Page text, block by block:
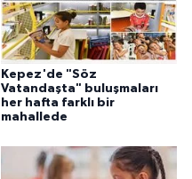
Kepez'de "Söz
Vatandaşta" buluşmaları
her hafta farklı bir
mahallede